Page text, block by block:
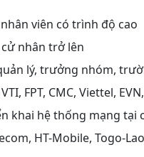
viên có trình độ cao
nhân trở lên
lý, trưởng nhóm,
FPT, CMC, Viettel,
khai hệ thống mạng tại
HT-Mobile, Togo-